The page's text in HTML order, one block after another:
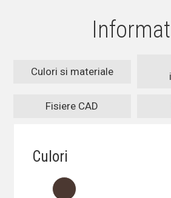
Culori si materiale
Fisiere CAD
Culori